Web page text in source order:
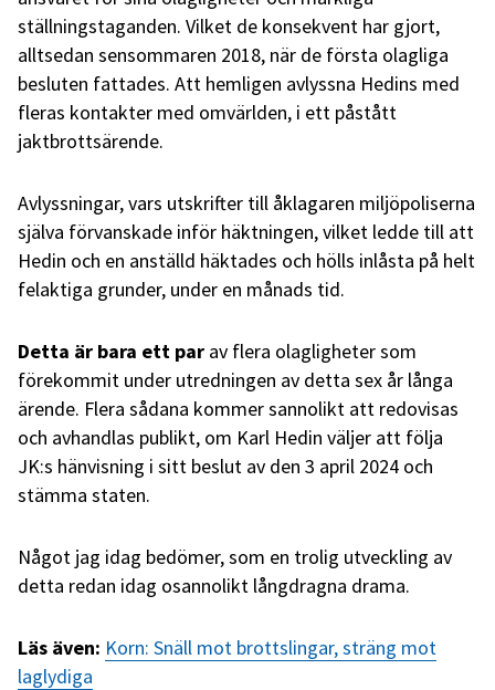
ställningstaganden. Vilket de konsekvent har gjort,
alltsedan sensommaren 2018, när de första olagliga
besluten fattades. Att hemligen avlyssna Hedins med
fleras kontakter med omvärlden, i ett påstått
jaktbrottsärende.
Avlyssningar, vars utskrifter till åklagaren miljöpoliserna
själva förvanskade inför häktningen, vilket ledde till att
Hedin och en anställd häktades och hölls inlåsta på helt
felaktiga grunder, under en månads tid.
Detta är bara ett par av flera olagligheter som
förekommit under utredningen av detta sex år långa
ärende. Flera sådana kommer sannolikt att redovisas
och avhandlas publikt, om Karl Hedin väljer att följa
JK:s hänvisning i sitt beslut av den 3 april 2024 och
stämma staten.
Något jag idag bedömer, som en trolig utveckling av
detta redan idag osannolikt långdragna drama.
Läs även: Korn: Snäll mot brottslingar, sträng mot
laglydiga